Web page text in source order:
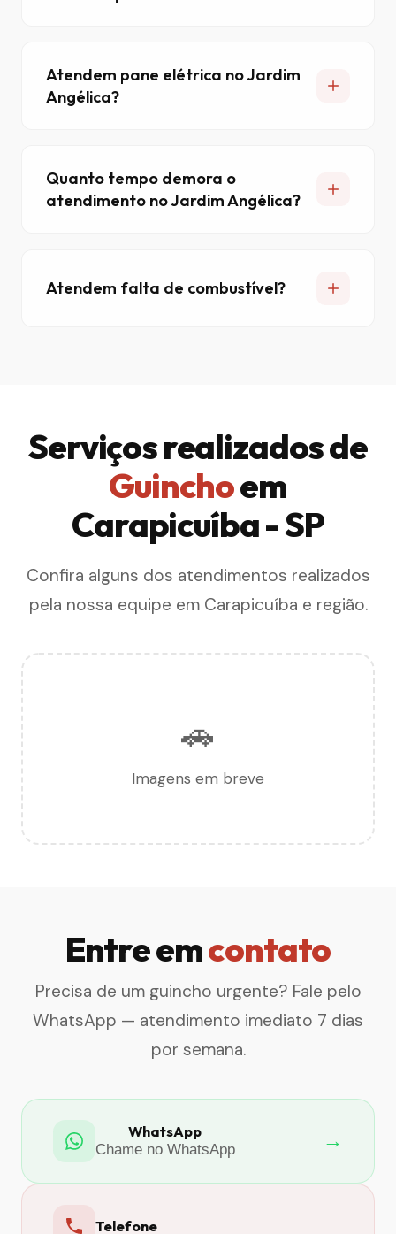
Atendem pane elétrica no Jardim
Angélica?
Quanto tempo demora o
atendimento no Jardim Angélica?
Atendem falta de combustível?
Serviços realizados de
Guinchoem
Carapicuíba - SP
Confira alguns dos atendimentos realizados
pela nossa equipe em Carapicuíba e região.
🚗
Imagens em breve
Entre emcontato
Precisa de um guincho urgente? Fale pelo
WhatsApp — atendimento imediato 7 dias
por semana.
WhatsApp
Chame no WhatsApp
→
Telefone